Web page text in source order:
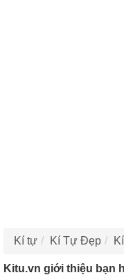
Kí tự Kí Tự Đẹp
Kitu.vn giới thiệu bạn